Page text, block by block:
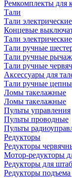
Ремкомплекты для
Тали
Тали
Концевые
Тали
Тали ручные
Тали ручные
Тали ручные
Аксессуары для
Тали ручные
Ломы такелажные
Ломы такелажные
Пульты управления
Пульты проводные
Пульты
Редукторы
Редукторы
Мотор-редукторы
Редукторы для
Редукторы подъема